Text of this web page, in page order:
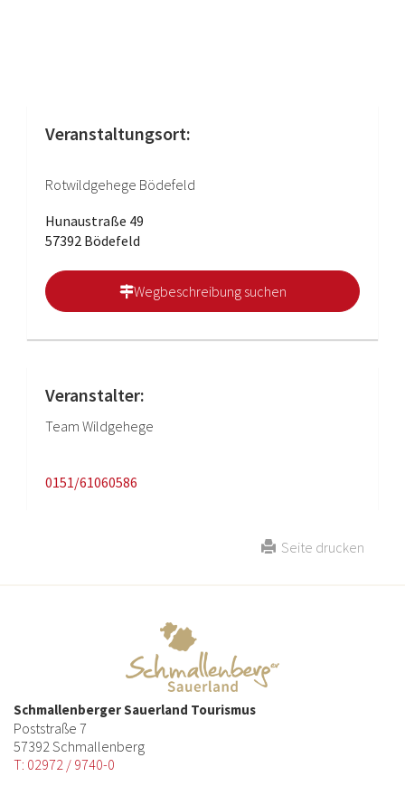
Veranstaltungsort:
Rotwildgehege Bödefeld
Hunaustraße 49
57392 Bödefeld
Wegbeschreibung suchen
Veranstalter:
Team Wildgehege
0151/61060586
Seite drucken
Schmallenberger Sauerland Tourismus
Poststraße 7
57392 Schmallenberg
T: 02972 / 9740-0